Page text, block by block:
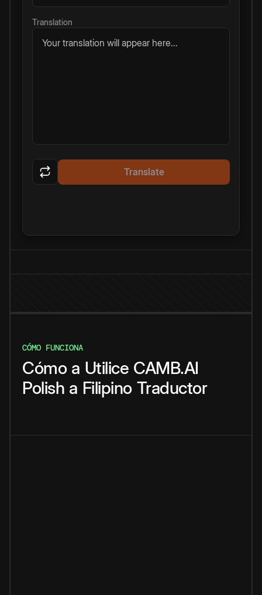
Translation
Your translation will appear here...
Translate
CÓMO FUNCIONA
Cómo a Utilice CAMB.AI
Polish a Filipino Traductor